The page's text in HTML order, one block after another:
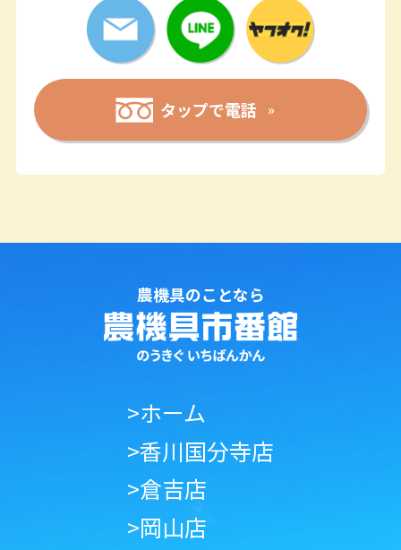
タップで電話
農機具のことなら
>ホーム
>香川国分寺店
>倉吉店
>岡山店